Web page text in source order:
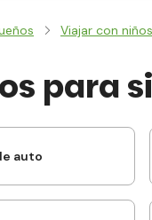
Viajar con niños
para
auto